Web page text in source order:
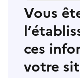
Vous
ces
votre